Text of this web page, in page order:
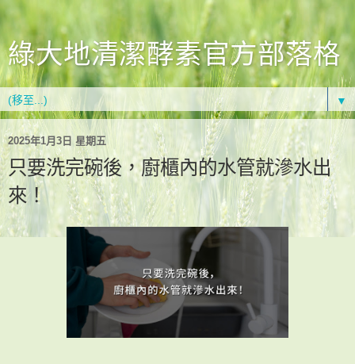
綠大地清潔酵素官方部落格
▼
2025年1月3日 星期五
只要洗完碗後，廚櫃內的水管就滲水出
來！